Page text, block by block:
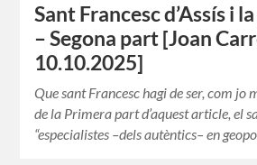
Sant Francesc d’Assís i
– Segona part [Joan
10.10.2025]
Que sant Francesc hagi de ser, com jo
de la Primera part d’aquest article, el
“especialistes –dels autèntics– en